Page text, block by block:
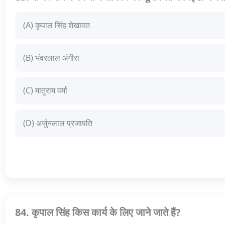
(A) कृपाल सिंह शेखावत
(B) भंवरलाल अंगीरा
(C) मातुराम वर्मा
(D) अर्जुनलाल प्रजापति
84. कृपाल सिंह किस कार्य के लिए जाने जाते हैं?